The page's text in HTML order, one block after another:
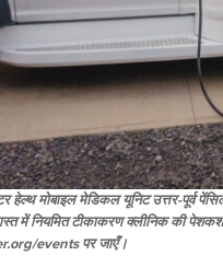
हेल्थ मोबाइल मेडिकल यूनिट उत्तर-पूर्व
में नियमित टीकाकरण क्लीनिक की
events पर जाएँ।